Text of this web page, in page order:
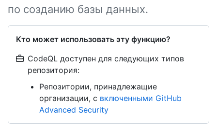
по созданию базы данных.
Кто может использовать эту функцию?
CodeQL доступен для следующих типов
репозитория:
Репозитории, принадлежащие
организации, с включенными GitHub
Advanced Security